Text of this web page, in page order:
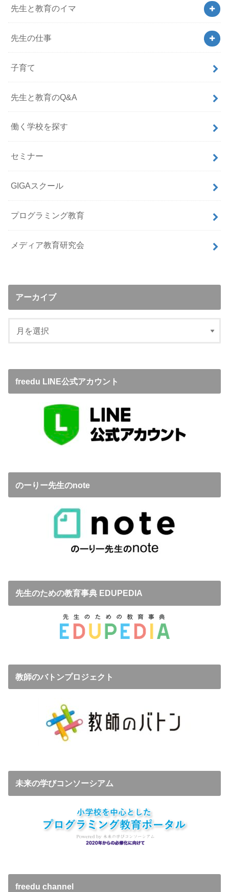
先生と教育のイマ
先生の仕事
子育て
先生と教育のQ&A
働く学校を探す
セミナー
GIGAスクール
プログラミング教育
メディア教育研究会
アーカイブ
freedu LINE公式アカウント
のーりー先生のnote
先生のための教育事典 EDUPEDIA
教師のバトンプロジェクト
未来の学びコンソーシアム
freedu channel